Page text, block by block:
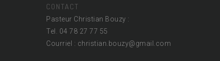
CONTACT
Pasteur Christian Bouzy :
Tel. 04 78 27 77 55
Courriel : christian.bouzy@gmail.com